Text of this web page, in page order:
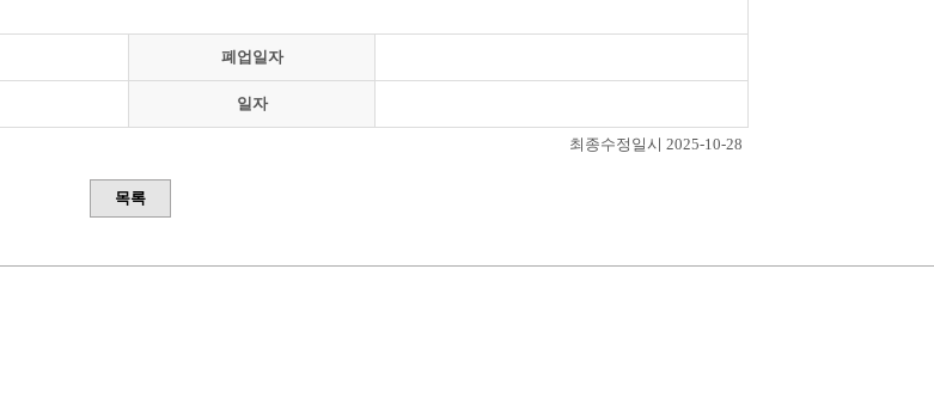
폐업일자
일자
최종수정일시 2025-10-28
목록